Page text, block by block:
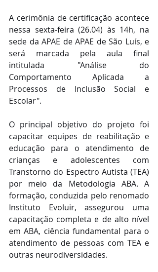
A cerimônia de certificação acontece
nessa sexta-feira (26.04) às 14h, na
sede da APAE de APAE de São Luís, e
será marcada pela aula final
intitulada "Análise do
Comportamento Aplicada a
Processos de Inclusão Social e
Escolar".
O principal objetivo do projeto foi
capacitar equipes de reabilitação e
educação para o atendimento de
crianças e adolescentes com
Transtorno do Espectro Autista (TEA)
por meio da Metodologia ABA. A
formação, conduzida pelo renomado
Instituto Evoluir, assegurou uma
capacitação completa e de alto nível
em ABA, ciência fundamental para o
atendimento de pessoas com TEA e
outras neurodiversidades.